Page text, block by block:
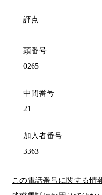
評点
頭番号
0265
中間番号
21
加入者番号
3363
この電話番号に関する情